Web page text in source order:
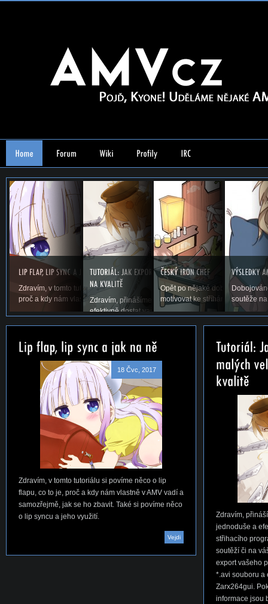
Zdravím, v tomto tutoriálu si povíme něco o lip flapu, co to je,
proč a kdy nám vlastně v AMV vadí a samozřejmě,...
Zdravím, přinášíme vám první tutoriál na téma, jak
efektivně dostat vaše AMV ze střihacího...
Opět po nějaké době vás vítáme
motivovat ke stříhání. Snad se
soutěže
18 Čvc, 2017
Zdravím, v tomto tutoriálu si povíme něco o lip
flapu, co to je, proč a kdy nám vlastně v AMV vadí a
samozřejmě, jak se ho zbavit. Také si povíme něco
o lip syncu a jeho využití.
Vejdi
Zdravím,
jednoduše a
střihacího
soutěží či na
export vašeho
*.avi souboru a
Zarx264gui.
informace jsou